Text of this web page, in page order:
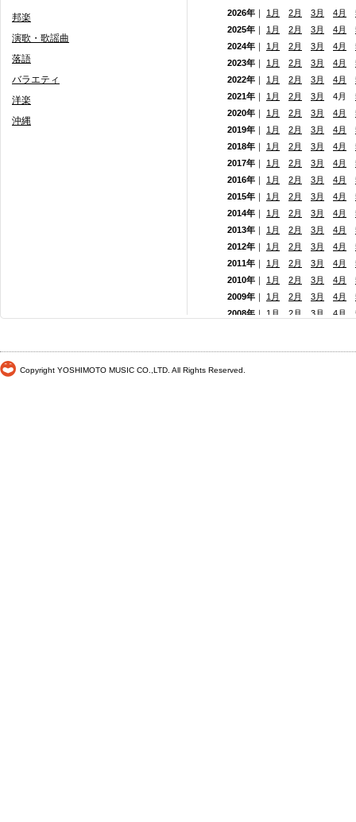
邦楽
演歌・歌謡曲
落語
バラエティ
洋楽
沖縄
2026年 ｜ 1月 2月 3月 4月
2025年 ｜ 1月 2月 3月 4月
2024年 ｜ 1月 2月 3月 4月
2023年 ｜ 1月 2月 3月 4月
2022年 ｜ 1月 2月 3月 4月
2021年 ｜ 1月 2月 3月 4月
2020年 ｜ 1月 2月 3月 4月
2019年 ｜ 1月 2月 3月 4月
2018年 ｜ 1月 2月 3月 4月
2017年 ｜ 1月 2月 3月 4月
2016年 ｜ 1月 2月 3月 4月
2015年 ｜ 1月 2月 3月 4月
2014年 ｜ 1月 2月 3月 4月
2013年 ｜ 1月 2月 3月 4月
2012年 ｜ 1月 2月 3月 4月
2011年 ｜ 1月 2月 3月 4月
2010年 ｜ 1月 2月 3月 4月
2009年 ｜ 1月 2月 3月 4月
2008年 ｜ 1月 2月 3月 4月
Copyright YOSHIMOTO MUSIC CO.,LTD. All Rights Reserved.